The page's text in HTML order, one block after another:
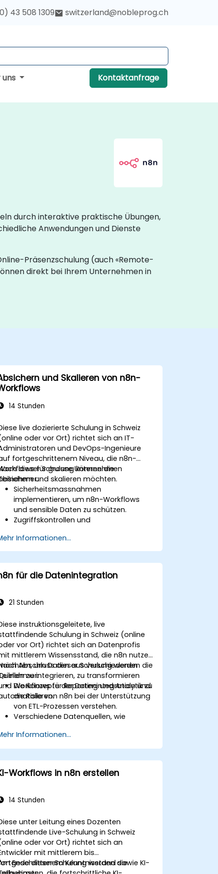
43 508 1309 switzerland@nobleprog.ch
Kontaktanfrage
durch interaktive praktische Übungen,
Anwendungen und Dienste
Präsenzschulung (auch «Remote-
direkt bei Ihrem Unternehmen in
und Skalieren von n8n-
14 Stunden
live dozierierte Schulung in Schweiz
oder vor Ort) richtet sich an IT-
und DevOps-Ingenieure
fortgeschrittenem Niveau, die n8n-
für grosse Unternehmen
und skalieren möchten.
dieser Schulung können die
Sicherheitsmassnahmen
implementieren, um n8n-Workflows
und sensible Daten zu schützen.
Zugriffskontrollen und
konfigurieren.
Die Leistung und Zuverlässigkeit von
n8n für grosse
Automatisierungsumgebungen
optimieren.
Workflows identifizieren und lösen.
Informationen...
für die Datenintegration
21 Stunden
instruktionsgeleitete, live
Schulung in Schweiz (online
vor Ort) richtet sich an Datenprofis
mittlerem Wissensstand, die n8n nutzen
um Daten aus verschiedenen
zu integrieren, zu transformieren
Workflows für Reporting und Analytik zu
Abschluss dieser Schulung werden die
Die Konzepte der Datenintegration und
die Rolle von n8n bei der Unterstützung
von ETL-Prozessen verstehen.
Verschiedene Datenquellen, wie
über n8n anbinden können.
Daten für analytische Zwecke
ETL-Workflows automatisieren können,
um die Reporting-Anforderungen in
unterstützen.
Informationen...
Workflows in n8n erstellen
14 Stunden
unter Leitung eines Dozenten
Live-Schulung in Schweiz
oder vor Ort) richtet sich an
mit mittlerem bis
Kenntnisstand sowie KI-
Ende dieser Schulung werden die